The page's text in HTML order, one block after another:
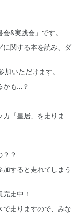
&実践会」です。
に関する本を読み、ダ
いただけます。
かも…？
「皇居」を走りま
？？
加すると走れてしまう
走中！
で走りますので、みな